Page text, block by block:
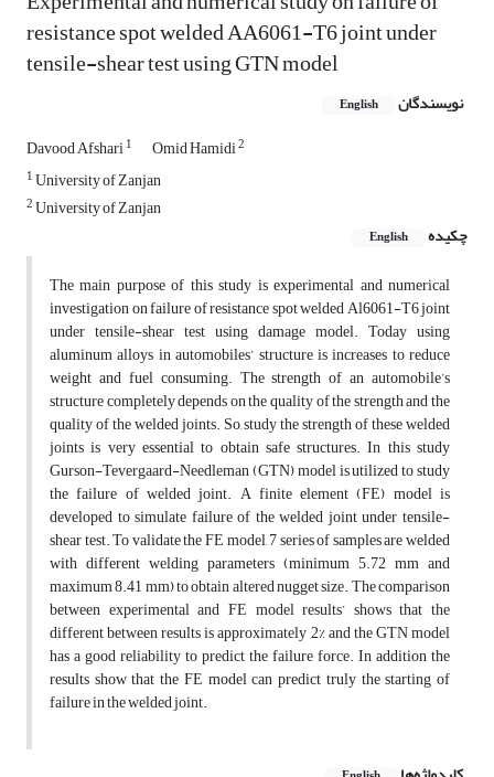
resistance spot welded AA6061-T6 joint under
tensile-shear test using GTN model
نویسندگان English
Davood Afshari1 Omid Hamidi2
1University of Zanjan
2University of Zanjan
چکیده
English
The main purpose of this study is experimental and numerical
investigation on failure of resistance spot welded Al6061-T6 joint
under tensile-shear test using damage model. Today using
aluminum alloys in automobiles’ structure is increases to reduce
weight and fuel consuming. The strength of an automobile’s
structure completely depends on the quality of the strength and the
quality of the welded joints. So, study the strength of these welded
joints is very essential to obtain safe structures. In this study
Gurson-Tevergaard-Needleman (GTN) model is utilized to study
the failure of welded joint. A finite element (FE) model is
developed to simulate failure of the welded joint under tensile-
shear test. To validate the FE model, 7 series of samples are welded
with different welding parameters (minimum 5.72 mm and
maximum 8.41 mm) to obtain altered nugget size. The comparison
between experimental and FE model results’ shows that the
different between results is approximately 2% and the GTN model
has a good reliability to predict the failure force. In addition the
results show that the FE model can predict truly the starting of
failure in the welded joint.